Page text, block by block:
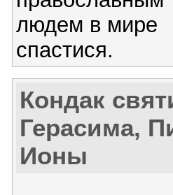
людем в мире
спастися.
Кондак
Герасима,
Ионы